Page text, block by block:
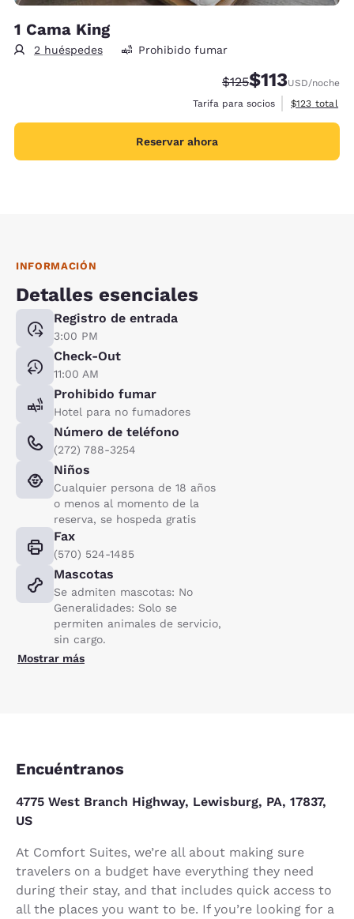
1 Cama King
2 huéspedes Prohibido fumar
Precio tachado:
$125Precio con
$113USD/noche
Tarifa para socios
Ver detalles
$123 total
Reservar ahora
INFORMACIÓN
Detalles esenciales
Registro de entrada
3:00 PM
Check-Out
11:00 AM
Prohibido fumar
Hotel para no fumadores
Número de teléfono
(272) 788-3254
Niños
Cualquier persona de 18 años
o menos al momento de la
reserva, se hospeda gratis
Fax
(570) 524-1485
Mascotas
Se admiten mascotas: No
Generalidades: Solo se
permiten animales de servicio,
sin cargo.
Mostrar más
Encuéntranos
4775 West Branch Highway, Lewisburg, PA, 17837,
US
At Comfort Suites, we’re all about making sure
travelers on a budget have everything they need
during their stay, and that includes quick access to
all the places you want to be. If you’re looking for a